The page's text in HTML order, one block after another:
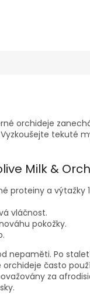
orchideje
tekuté
Milk &
proteiny a výtažky
vláčnost.
pokožky.
nepaměti. Po
orchideje často
za